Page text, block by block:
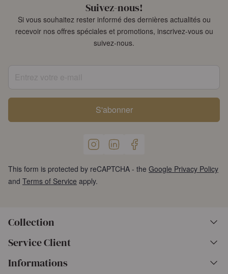
Suivez-nous!
Si vous souhaitez rester informé des dernières actualités ou
recevoir nos offres spéciales et promotions, inscrivez-vous ou
suivez-nous.
S'abonner
This form is protected by reCAPTCHA - the Google Privacy Policy
and Terms of Service apply.
Collection
Service Client
Informations